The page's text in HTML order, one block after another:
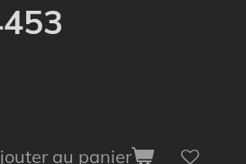
au panier